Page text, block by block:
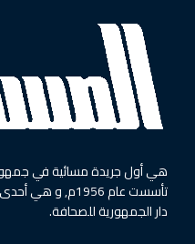
هي أول جريدة مسائية في
تأسست عام 1956م,
دار الجمهورية للصحافة.